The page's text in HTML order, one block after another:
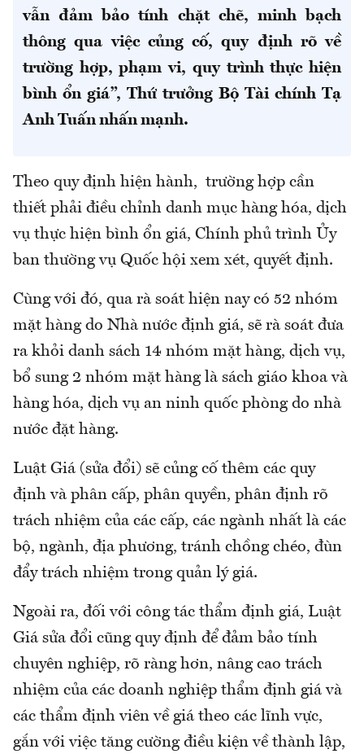
vẫn đảm bảo tính chặt chẽ, minh bạch
thông qua việc củng cố, quy định rõ về
trường hợp, phạm vi, quy trình thực hiện
bình ổn giá”, Thứ trưởng Bộ Tài chính Tạ
Anh Tuấn nhấn mạnh.
Theo quy định hiện hành, trường hợp cần
thiết phải điều chỉnh danh mục hàng hóa, dịch
vụ thực hiện bình ổn giá, Chính phủ trình Ủy
ban thường vụ Quốc hội xem xét, quyết định.
Cùng với đó, qua rà soát hiện nay có 52 nhóm
mặt hàng do Nhà nước định giá, sẽ rà soát đưa
ra khỏi danh sách 14 nhóm mặt hàng, dịch vụ,
bổ sung 2 nhóm mặt hàng là sách giáo khoa và
hàng hóa, dịch vụ an ninh quốc phòng do nhà
nước đặt hàng.
Luật Giá (sửa đổi) sẽ củng cố thêm các quy
định và phân cấp, phân quyền, phân định rõ
trách nhiệm của các cấp, các ngành nhất là các
bộ, ngành, địa phương, tránh chồng chéo, đùn
đẩy trách nhiệm trong quản lý giá.
Ngoài ra, đối với công tác thẩm định giá, Luật
Giá sửa đổi cũng quy định để đảm bảo tính
chuyên nghiệp, rõ ràng hơn, nâng cao trách
nhiệm của các doanh nghiệp thẩm định giá và
các thẩm định viên về giá theo các lĩnh vực,
gắn với việc tăng cường điều kiện về thành lập,